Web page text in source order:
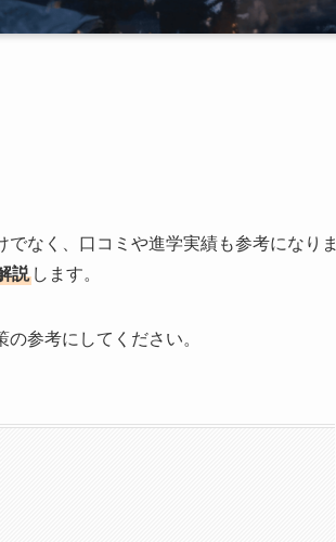
なく、口コミや進学実績も参考になりま
説 します。
参考にしてください。